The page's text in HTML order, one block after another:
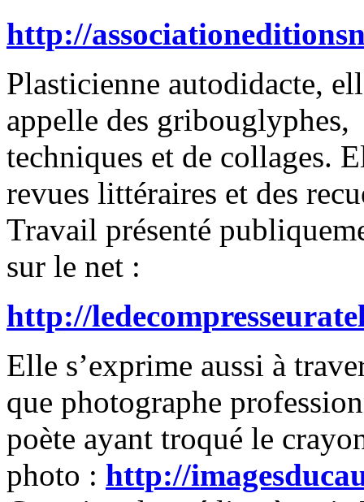
http://
Plasticienne autodidacte,
appelle des gribouglyphes,
techniques et de collages.
revues littéraires et des
Travail présenté
sur le net :
http://
Elle s’exprime aussi à
que photographe
poète ayant troqué le
photo : http://